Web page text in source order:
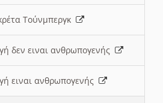
Τούνμπεργκ
δεν ειναι ανθρωπογενής
ειναι ανθρωπογενής